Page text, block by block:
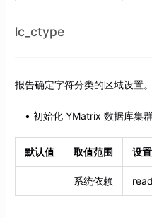
lc_ctype
报告确定字符分类的区域设置。
初始化 YMatrix 数据库集群
默认值 取值范围 设
系统依赖